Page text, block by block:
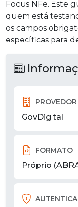
Focus NFe. Este
quem está
os campos
específicas para
PROVEDOR
GovDigital
FORMATO
Próprio